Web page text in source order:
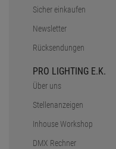
Sicher einkaufen
Newsletter
Rücksendungen
PRO LIGHTING E.K.
Über uns
Stellenanzeigen
Inhouse Workshop
DMX Rechner